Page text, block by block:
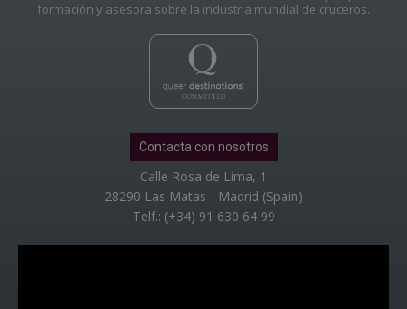
formación y asesora sobre la industria mundial de cruceros.
Contacta con nosotros
Calle Rosa de Lima, 1
28290 Las Matas - Madrid (Spain)
Telf.: (+34) 91 630 64 99